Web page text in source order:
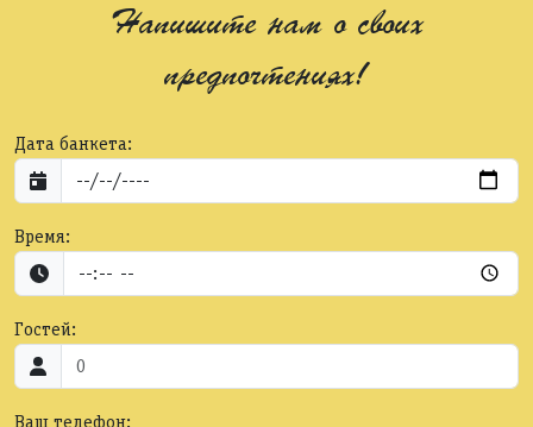
Напишите нам о своих
предпочтениях!
Дата банкета:
Время:
Гостей:
Ваш телефон: